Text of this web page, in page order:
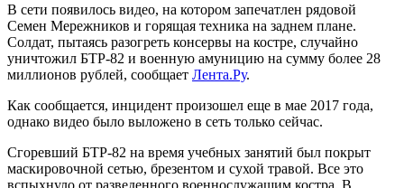
В сети появилось видео, на котором запечатлен рядовой
Семен Мережников и горящая техника на заднем плане.
Солдат, пытаясь разогреть консервы на костре, случайно
уничтожил БТР-82 и военную амуницию на сумму более 28
миллионов рублей, сообщает Лента.Ру.
Как сообщается, инцидент произошел еще в мае 2017 года,
однако видео было выложено в сеть только сейчас.
Сгоревший БТР-82 на время учебных занятий был покрыт
маскировочной сетью, брезентом и сухой травой. Все это
вспыхнуло от разведенного военнослужащим костра. В